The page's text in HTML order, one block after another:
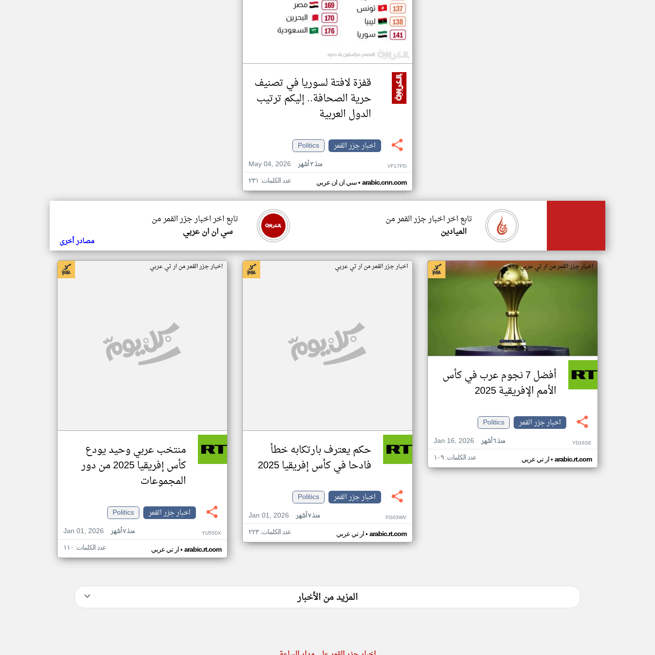
قفزة لافتة لسوريا في تصنيف
حرية الصحافة.. إليكم ترتيب
الدول العربية
اخبار جزر القمر
Politics
May 04, 2026
منذ ٣ أشهر VF17PD
سي ان ان عربي• arabic.cnn.com عدد الكلمات: ٢٣١
تابع اخر اخبار جزر القمر من
سي ان ان عربي
تابع اخر اخبار جزر القمر من
الميادين
مصادر أخرى
اخبار جزر القمر من ار تي عربي
أفضل 7 نجوم عرب في كأس
الأمم الإفريقية 2025
اخبار جزر القمر
Politics
Jan 16, 2026
منذ ٦ أشهر YD16SE
ار تي عربي• arabic.rt.com عدد الكلمات: ١٠٩
اخبار جزر القمر من ار تي عربي
حكم يعترف بارتكابه خطأ
فادحا في كأس إفريقيا 2025
اخبار جزر القمر
Politics
Jan 01, 2026
منذ ٧ أشهر PG03WV
ار تي عربي• arabic.rt.com عدد الكلمات: ٢٢٣
اخبار جزر القمر من ار تي عربي
منتخب عربي وحيد يودع
كأس إفريقيا 2025 من دور
المجموعات
اخبار جزر القمر
Politics
Jan 01, 2026
منذ ٧ أشهر YU55DX
ار تي عربي• arabic.rt.com عدد الكلمات: ١١٠
المزيد من الأخبار